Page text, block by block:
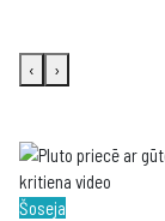
‹ ›
Šoseja